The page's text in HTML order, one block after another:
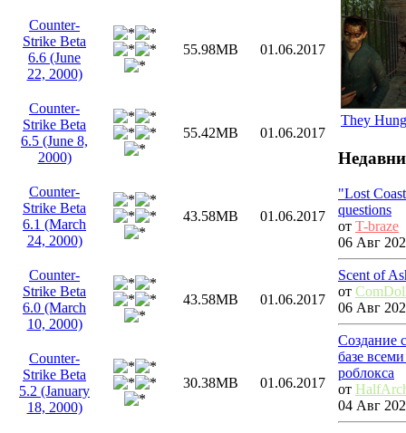
Counter-
Strike Beta
6.6 (June
22, 2000)
55.98MB 01.06.2017
Counter-
Strike Beta
6.5 (June 8,
2000)
55.42MB 01.06.2017
Counter-
Strike Beta
6.1 (March
24, 2000)
43.58MB 01.06.2017
Counter-
Strike Beta
6.0 (March
10, 2000)
43.58MB 01.06.2017
Counter-
Strike Beta
5.2 (January
18, 2000)
30.38MB 01.06.2017
They
"Lost
questions
от T-braze
06 Авг
Scent of
от
06 Авг
Создание
базе
роблокса
от
04 Авг